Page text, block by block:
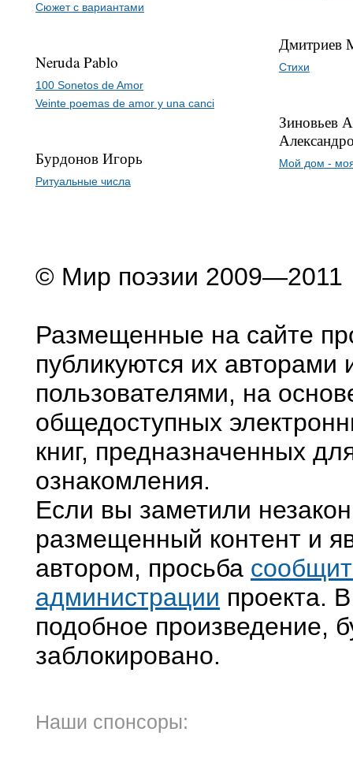
Сюжет с вариантами
Neruda Pablo
100 Sonetos de Amor
Veinte poemas de amor y una canci
Бурдонов Игорь
Ритуальные числа
Дмитриев
Стихи
Зиновьев
Мой дом -
© Мир поэзии 2009—2011
Размещенные на сайте
публикуются их авторами
пользователями, на
общедоступных
книг, предназначенных
ознакомления.
Если вы заметили
размещенный контент и
автором, просьба
администрации проекта.
подобное произведение,
заблокировано.
Наши спонсоры: